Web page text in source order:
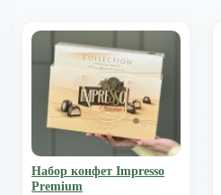
Набор конфет Impresso
Premium